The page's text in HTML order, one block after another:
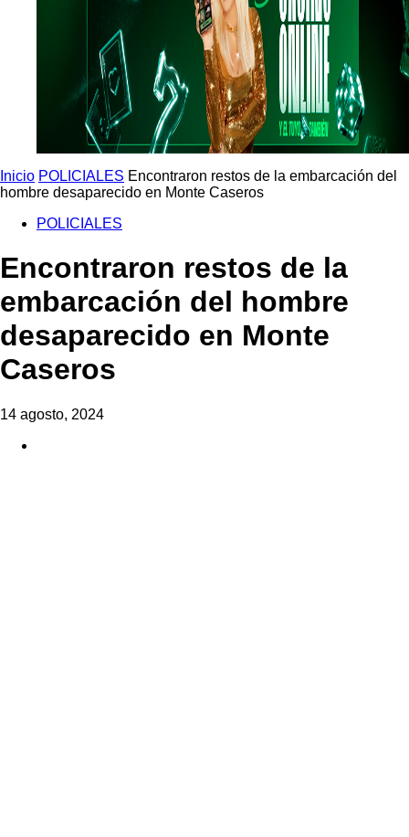
Inicio POLICIALES Encontraron restos de la embarcación del
hombre desaparecido en Monte Caseros
POLICIALES
Encontraron restos de la
embarcación del hombre
desaparecido en Monte
Caseros
14 agosto, 2024